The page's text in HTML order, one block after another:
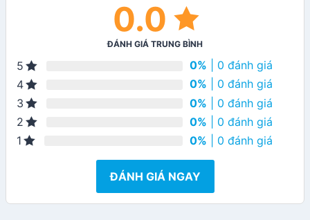
0.0
ĐÁNH GIÁ TRUNG BÌNH
5 0% | 0 đánh giá
4
0% | 0 đánh giá
3
0% | 0 đánh giá
2
0% | 0 đánh giá
1
0% | 0 đánh giá
ĐÁNH GIÁ NGAY